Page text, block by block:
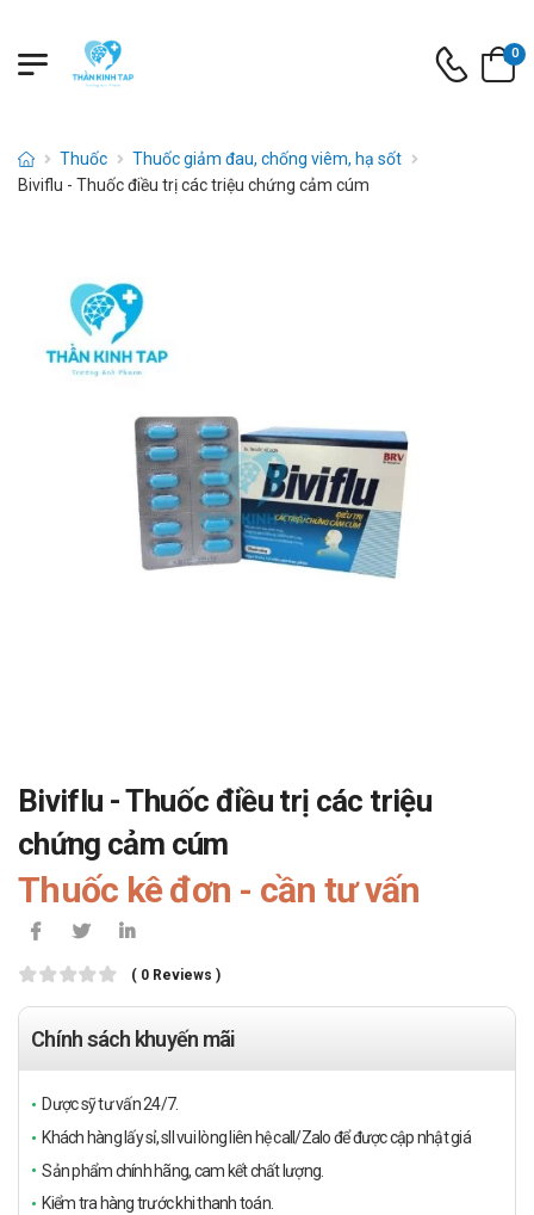
0
Thuốc
Thuốc giảm đau, chống viêm, hạ sốt
Biviflu - Thuốc điều trị các triệu chứng cảm cúm
Biviflu - Thuốc điều trị các triệu
chứng cảm cúm
Thuốc kê đơn - cần tư vấn
( 0 Reviews )
Chính sách khuyến mãi
Dược sỹ tư vấn 24/7.
Khách hàng lấy sỉ, sll vui lòng liên hệ call/Zalo để được cập nhật giá
Sản phẩm chính hãng, cam kết chất lượng.
Kiểm tra hàng trước khi thanh toán.